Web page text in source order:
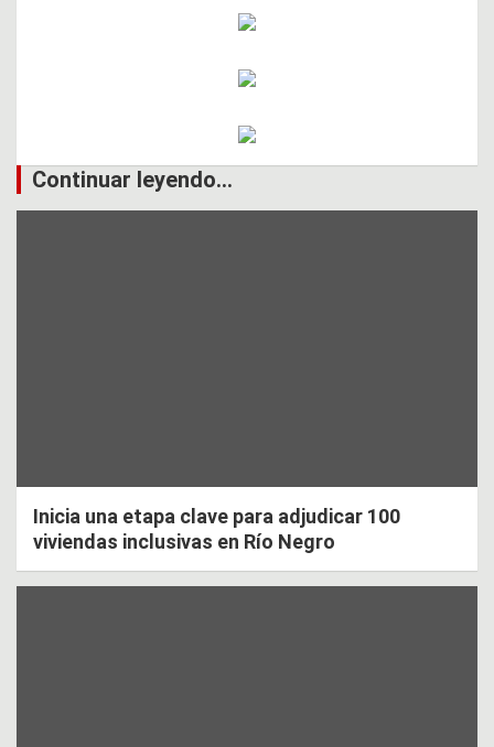
Continuar leyendo...
Inicia una etapa clave para adjudicar 100
viviendas inclusivas en Río Negro